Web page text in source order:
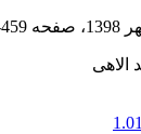
459-482
الاهی